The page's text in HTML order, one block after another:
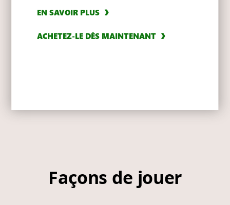
EN SAVOIR PLUS
ACHETEZ-LE DÈS MAINTENANT
ACHETEZ-LE DÈS MAINTENANT
ACHETEZ-LE DÈS MAINTENANT
Façons de jouer